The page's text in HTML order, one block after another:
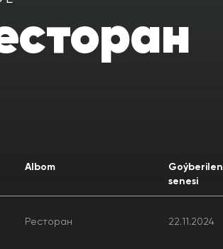
Albom
Goýberilen
senesi
Ресторан 22.11.2024